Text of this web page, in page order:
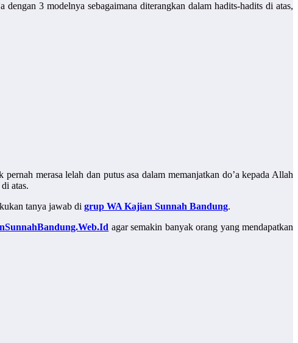
3 modelnya sebagaimana diterangkan dalam hadits-hadits di atas,
merasa lelah dan putus asa dalam memanjatkan do’a kepada Allah
atas.
tanya jawab di grup WA Kajian Sunnah Bandung.
agar semakin banyak orang yang mendapatkan